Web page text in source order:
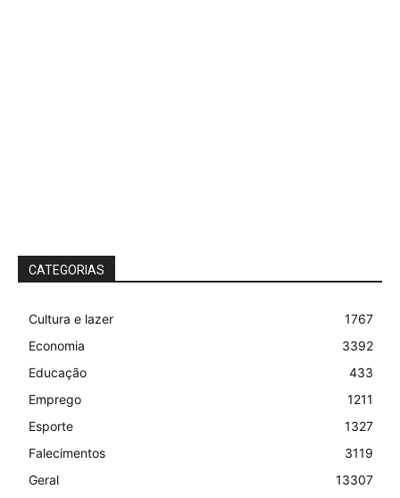
CATEGORIAS
Cultura e lazer
1767
Economia
3392
Educação
433
Emprego
1211
Esporte
1327
Falecimentos
3119
Geral
13307